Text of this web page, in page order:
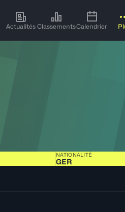
Actualités ClassementsCalendrier
NATIONALITÉ
GER